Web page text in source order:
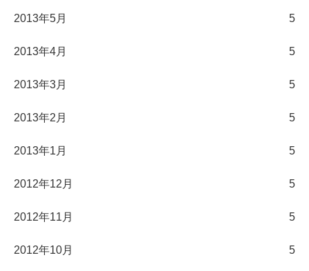
2013年5月 5
2013年4月 5
2013年3月 5
2013年2月 5
2013年1月 5
2012年12月 5
2012年11月 5
2012年10月 5